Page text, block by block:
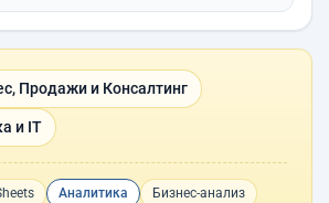
Продажи и Консалтинг
и IT
Аналитика
Бизнес-анализ